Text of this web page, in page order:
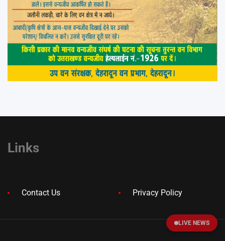
Links
Contact Us Privacy Policy
LIVE NEWS